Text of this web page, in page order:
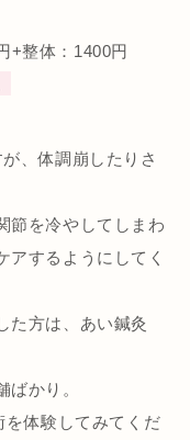
+整体：1400円
、体調崩したりさ
節を冷やしてしまわ
アするようにしてく
た方は、あい鍼灸
かり。
を体験してみてくだ